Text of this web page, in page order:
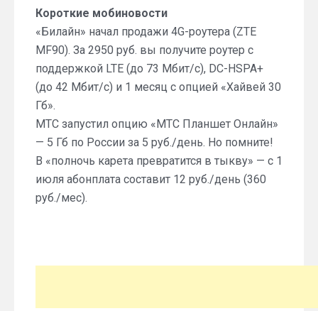
Короткие мобиновости
«Билайн» начал продажи 4G-роутера (ZTE
MF90). За 2950 руб. вы получите роутер с
поддержкой LTE (до 73 Мбит/с), DC-HSPA+
(до 42 Мбит/с) и 1 месяц с опцией «Хайвей 30
Гб».
МТС запустил опцию «МТС Планшет Онлайн»
— 5 Гб по России за 5 руб./день. Но помните!
В «полночь карета превратится в тыкву» — с 1
июля абонплата составит 12 руб./день (360
руб./мес).